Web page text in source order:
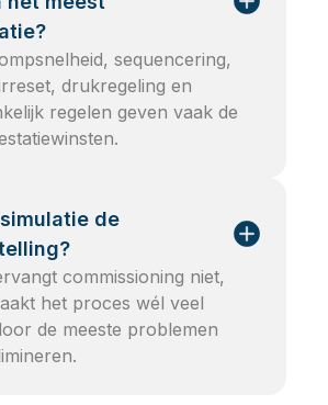
sequencering,
drukregeling en
regelen geven vaak de
de
commissioning niet,
het proces wél veel
de meeste problemen